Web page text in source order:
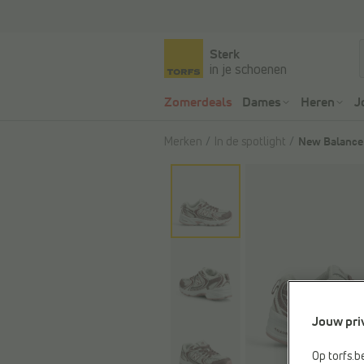
Sterk
in je schoenen
Zomerdeals Dames Heren
Merken In de spotlight New Balance
Jouw
Op